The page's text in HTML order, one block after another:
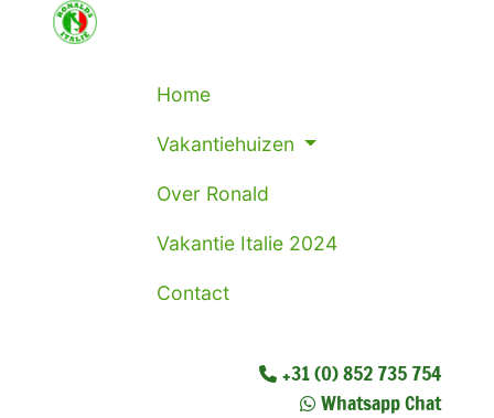
Home
Vakantiehuizen
Over Ronald
Vakantie Italie 2024
Contact
+31 (0) 852 735 754
Whatsapp Chat